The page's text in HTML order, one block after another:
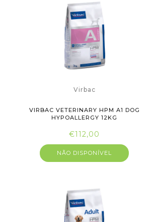
Virbac
VIRBAC VETERINARY HPM A1 DOG
HYPOALLERGY 12KG
€112,00
NÃO DISPONÍVEL